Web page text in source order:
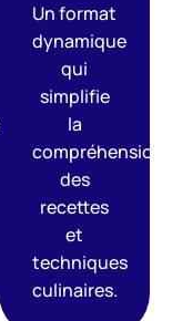
Un format
dynamique
qui
simplifie
la
compréhension
des
recettes
et
techniques
culinaires.